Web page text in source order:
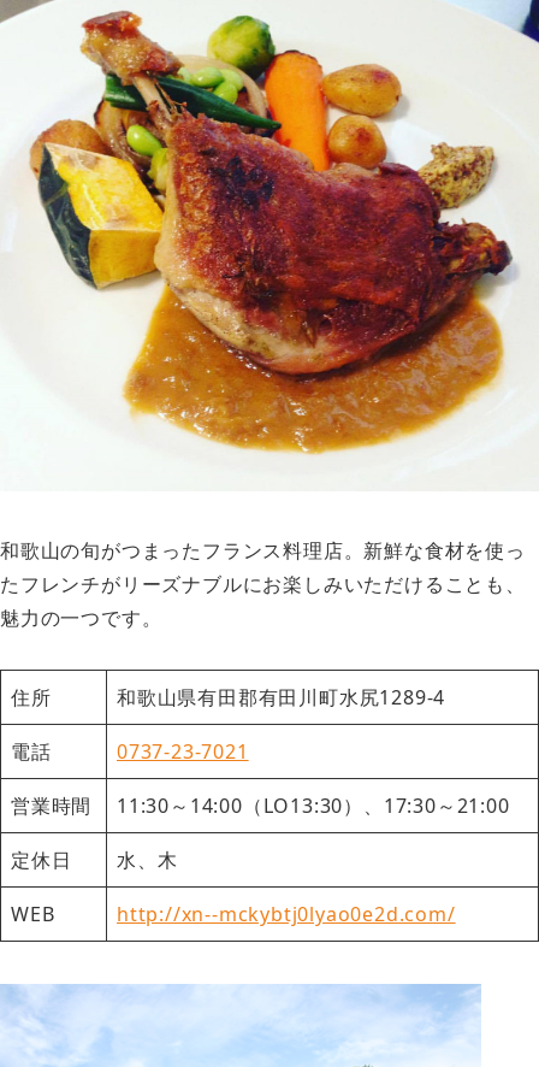
和歌山の旬がつまったフランス料理店。新鮮な食材を使っ
たフレンチがリーズナブルにお楽しみいただけることも、
魅力の一つです。
住所 和歌山県有田郡有田川町水尻1289-4
電話 0737-23-7021
営業時間 11:30～14:00（LO13:30）、17:30～21:00
定休日 水、木
WEB http://xn--mckybtj0lyao0e2d.com/